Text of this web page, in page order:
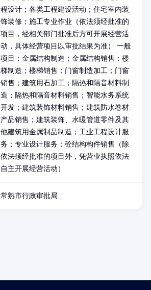
程设计；各类工程建设活动；住宅室内装
饰装修；施工专业作业（依法须经批准的
项目，经相关部门批准后方可开展经营活
动，具体经营项目以审批结果为准） 一般
项目：金属结构制造；金属结构销售；楼
梯制造；楼梯销售；门窗制造加工；门窗
销售；建筑用石加工；隔热和隔音材料制
造；隔热和隔音材料销售；智能水务系统
开发；建筑装饰材料销售；建筑防水卷材
产品销售；建筑装饰、水暖管道零件及其
他建筑用金属制品制造；工业工程设计服
务；专业设计服务；砼结构构件销售（除
依法须经批准的项目外，凭营业执照依法
自主开展经营活动）
常熟市行政审批局